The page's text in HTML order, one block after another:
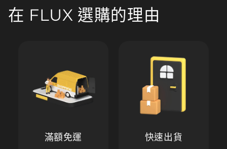
在 FLUX 選購的理由
滿額免運 快速出貨